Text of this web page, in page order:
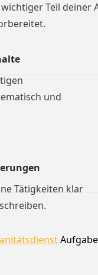
Teil
und
Tätigkeiten klar